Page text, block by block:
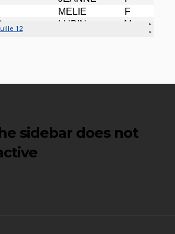
sidebar does not